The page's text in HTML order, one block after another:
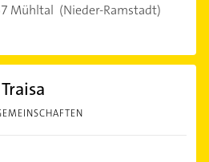
Mühltal (Nieder-Ramstadt)